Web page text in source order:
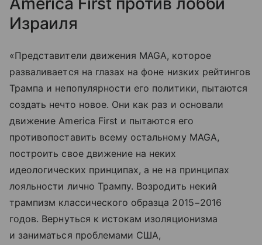
Израиля
«Представители движения MAGA, которое
разваливается на глазах на фоне низких рейтингов
Трампа и непопулярности его политики, пытаются
создать нечто новое. Они как раз и основали
движение America First и пытаются его
противопоставить всему остальному MAGA,
построить свое движение на неких
идеологических принципах, а не на принципах
лояльности лично Трампу. Возродить некий
трампизм классического образца 2015−2016
годов. Вернуться к истокам изоляционизма
и заниматься проблемами США,